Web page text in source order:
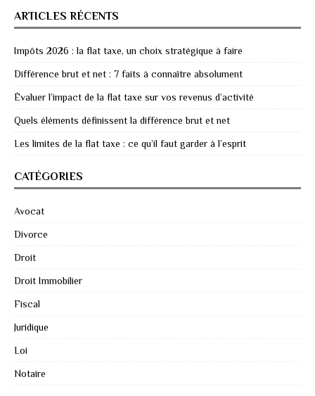
ARTICLES RÉCENTS
Impôts 2026 : la flat taxe, un choix stratégique à faire
Différence brut et net : 7 faits à connaître absolument
Évaluer l’impact de la flat taxe sur vos revenus d’activité
Quels éléments définissent la différence brut et net
Les limites de la flat taxe : ce qu’il faut garder à l’esprit
CATÉGORIES
Avocat
Divorce
Droit
Droit Immobilier
Fiscal
Juridique
Loi
Notaire